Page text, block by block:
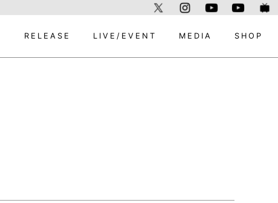
RELEASE LIVE/EVENT MEDIA SHOP